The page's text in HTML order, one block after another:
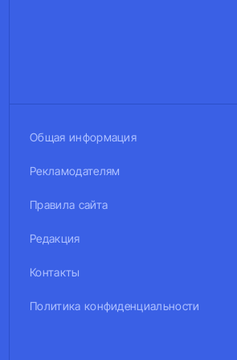
Общая информация
Рекламодателям
Правила сайта
Редакция
Контакты
Политика конфиденциальности